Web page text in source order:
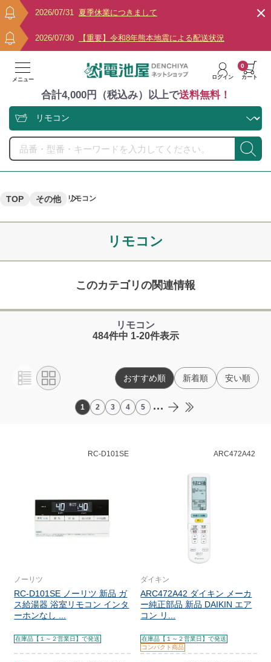
2026/07/31 夏季休業につきまして
2026/07/30 【重要】令和8年熊本地震による配送状況
メニュー ログイン カート
0
合計4,000円（税込み）以上で送料無料！
TOP その他 リモコン
リモコン
このカテゴリの関連情報
リモコン
484件中 1-20件表示
1 2 3 4 5 ...
おすすめ順 新着順 安い順
RC-D101SE
ノーリツ
RC-D101SE ノーリツ 新品 ガ
ス給湯器 浴室リモコン インタ
ーホンなし ...
在庫品【１～２営業日】で発送
ARC472A42
ダイキン
ARC472A42 ダイキン メーカ
ー純正部品 新品 DAIKIN エア
コン リ...
在庫品【１～２営業日】で発送
コンパクト商品